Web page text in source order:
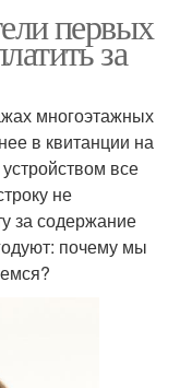
первых
за
многоэтажных
в квитанции на
все
не
за содержание
почему мы